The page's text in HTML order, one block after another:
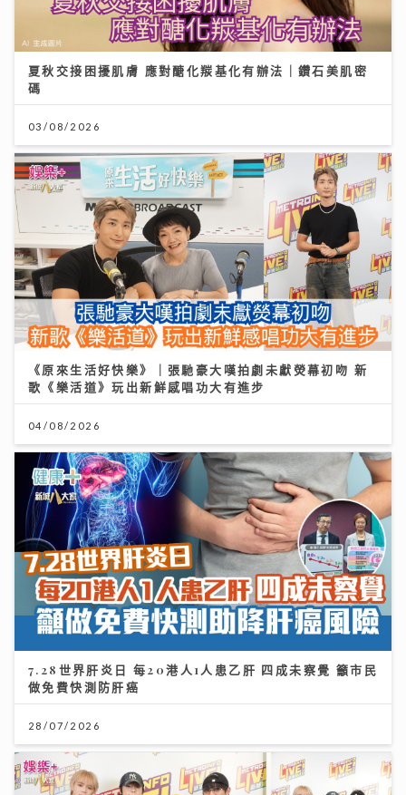
夏秋交接困擾肌膚 應對醣化羰基化有辦法｜鑽石美肌密
碼
03/08/2026
《原來生活好快樂》｜張馳豪大嘆拍劇未獻熒幕初吻 新
歌《樂活道》玩出新鮮感唱功大有進步
04/08/2026
7.28世界肝炎日 每20港人1人患乙肝 四成未察覺 籲市民
做免費快測防肝癌
28/07/2026